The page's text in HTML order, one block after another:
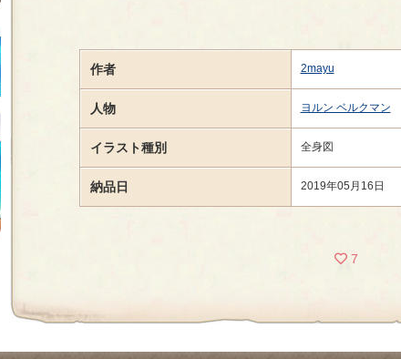
作者 2mayu
人物 ヨルン ベルクマン
イラスト種別 全身図
納品日 2019年05月16日
7